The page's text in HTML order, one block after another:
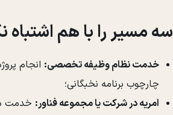
سه مسیر را با هم اشتباه
خدمت نظام وظیفه تخصصی: انجام
چارچوب برنامه نخبگانی؛
امریه در شرکت یا مجموعه فناور: خدمت